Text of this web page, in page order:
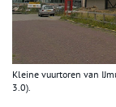
Kleine vuurtoren van
3.0).